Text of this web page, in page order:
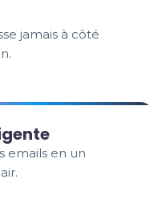
jamais à côté
emails en un